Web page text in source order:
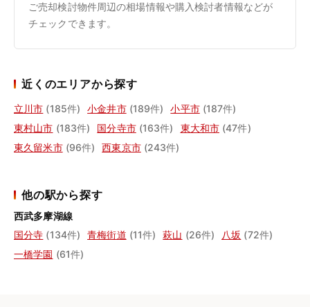
ご売却検討物件周辺の相場情報や購入検討者情報などが
チェックできます。
近くのエリアから探す
立川市 (185件) 小金井市 (189件) 小平市 (187件)
東村山市 (183件) 国分寺市 (163件) 東大和市 (47件)
東久留米市 (96件) 西東京市 (243件)
他の駅から探す
西武多摩湖線
国分寺 (134件) 青梅街道 (11件) 萩山 (26件) 八坂 (72件)
一橋学園 (61件)